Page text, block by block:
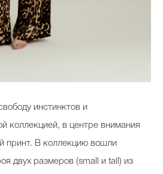
инстинктов и
коллекцией, в центре внимания
принт. В коллекцию вошли
двух размеров (small и tall) из